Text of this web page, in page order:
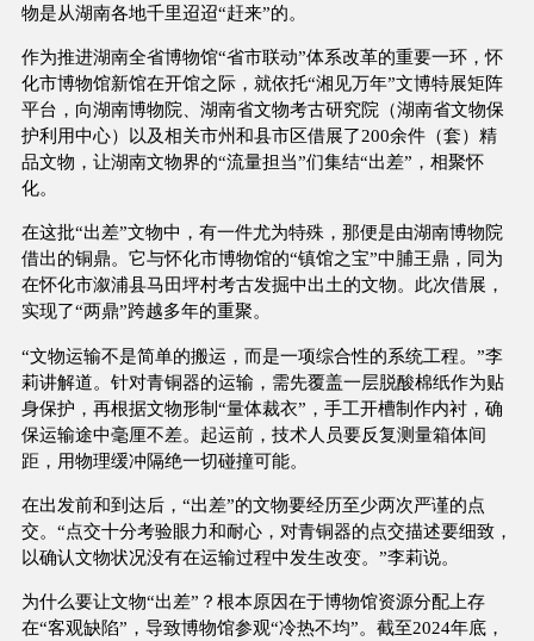
物是从湖南各地千里迢迢“赶来”的。
作为推进湖南全省博物馆“省市联动”体系改革的重要一环，怀
化市博物馆新馆在开馆之际，就依托“湘见万年”文博特展矩阵
平台，向湖南博物院、湖南省文物考古研究院（湖南省文物保
护利用中心）以及相关市州和县市区借展了200余件（套）精
品文物，让湖南文物界的“流量担当”们集结“出差”，相聚怀
化。
在这批“出差”文物中，有一件尤为特殊，那便是由湖南博物院
借出的铜鼎。它与怀化市博物馆的“镇馆之宝”中脯王鼎，同为
在怀化市溆浦县马田坪村考古发掘中出土的文物。此次借展，
实现了“两鼎”跨越多年的重聚。
“文物运输不是简单的搬运，而是一项综合性的系统工程。”李
莉讲解道。针对青铜器的运输，需先覆盖一层脱酸棉纸作为贴
身保护，再根据文物形制“量体裁衣”，手工开槽制作内衬，确
保运输途中毫厘不差。起运前，技术人员要反复测量箱体间
距，用物理缓冲隔绝一切碰撞可能。
在出发前和到达后，“出差”的文物要经历至少两次严谨的点
交。“点交十分考验眼力和耐心，对青铜器的点交描述要细致，
以确认文物状况没有在运输过程中发生改变。”李莉说。
为什么要让文物“出差”？根本原因在于博物馆资源分配上存
在“客观缺陷”，导致博物馆参观“冷热不均”。截至2024年底，